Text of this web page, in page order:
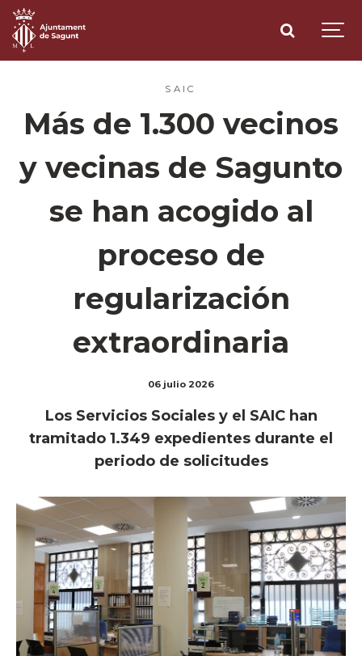
SAIC
Más de 1.300 vecinos
y vecinas de Sagunto
se han acogido al
proceso de
regularización
extraordinaria
06 julio 2026
Los Servicios Sociales y el SAIC han
tramitado 1.349 expedientes durante el
periodo de solicitudes